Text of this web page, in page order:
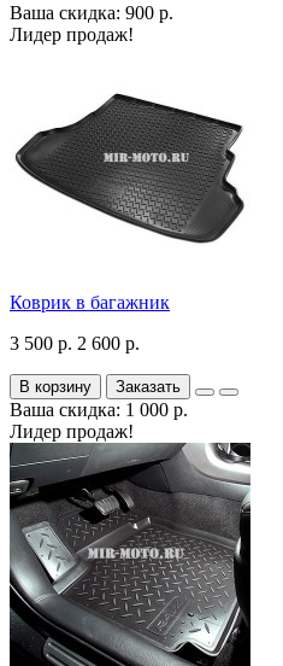
Ваша скидка: 900 р.
Лидер продаж!
Коврик в багажник
3 500 р. 2 600 р.
В корзину Заказать
Ваша скидка: 1 000 р.
Лидер продаж!